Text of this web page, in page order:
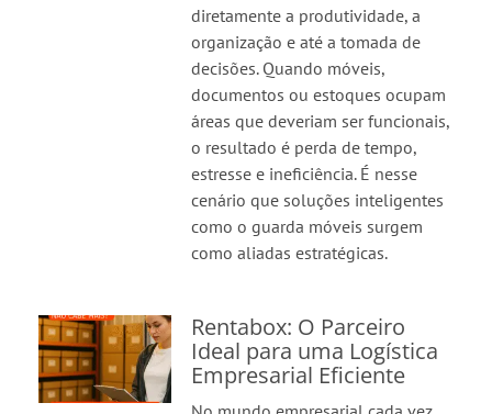
diretamente a produtividade, a
organização e até a tomada de
decisões. Quando móveis,
documentos ou estoques ocupam
áreas que deveriam ser funcionais,
o resultado é perda de tempo,
estresse e ineficiência. É nesse
cenário que soluções inteligentes
como o guarda móveis surgem
como aliadas estratégicas.
Rentabox: O Parceiro
Ideal para uma Logística
Empresarial Eficiente